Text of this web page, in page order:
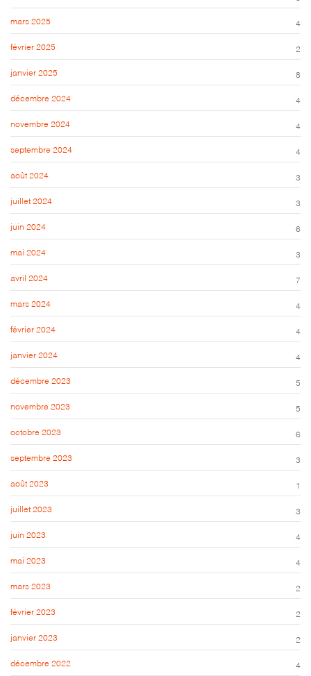
mars 2025 4
février 2025 2
janvier 2025 8
décembre 2024 4
novembre 2024 4
septembre 2024 4
août 2024 3
juillet 2024 3
juin 2024 6
mai 2024 3
avril 2024 7
mars 2024 4
février 2024 4
janvier 2024 4
décembre 2023 5
novembre 2023 5
octobre 2023 6
septembre 2023 3
août 2023 1
juillet 2023 3
juin 2023 4
mai 2023 4
mars 2023 2
février 2023 2
janvier 2023 2
décembre 2022 4